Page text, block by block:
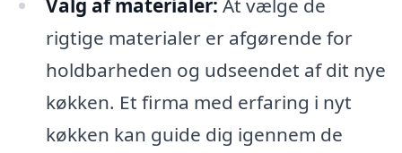
Valg af materialer: At vælge de
rigtige materialer er afgørende for
holdbarheden og udseendet af dit nye
køkken. Et firma med erfaring i nyt
køkken kan guide dig igennem de